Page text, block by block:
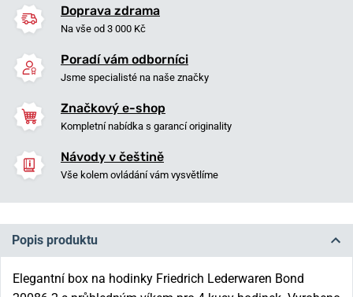
Doprava zdrama
Na vše od 3 000 Kč
Poradí vám odborníci
Jsme specialisté na naše značky
Značkový e-shop
Kompletní nabídka s garancí originality
Návody v češtině
Vše kolem ovládání vám vysvětlíme
Popis produktu
Elegantní box na hodinky Friedrich Lederwaren Bond